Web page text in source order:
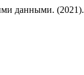
данными. (2021).